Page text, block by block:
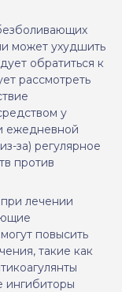
может ухудшить
обратиться к
рассмотреть
у
ежедневной
за) регулярное
против
лечении
повысить
такие как
ингибиторы